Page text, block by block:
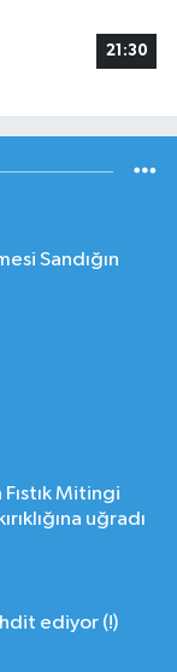
21:30
Sandığın
Mitingi
uğradı
ediyor (!)